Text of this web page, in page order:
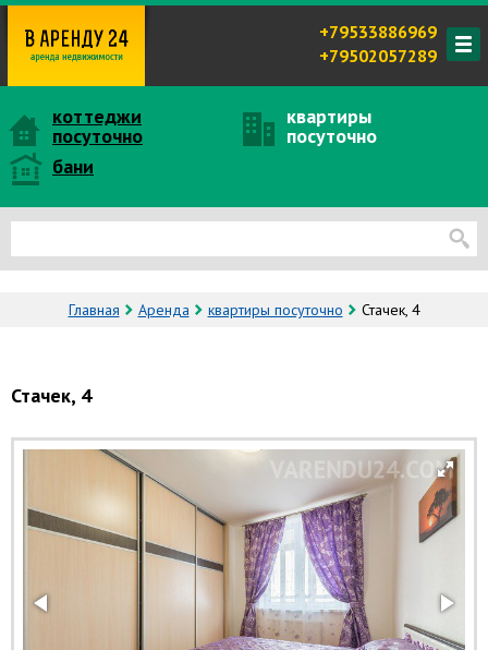
+79533886969
+79502057289
коттеджи
посуточно
квартиры
посуточно
бани
Главная Аренда квартиры посуточно Стачек, 4
Стачек, 4